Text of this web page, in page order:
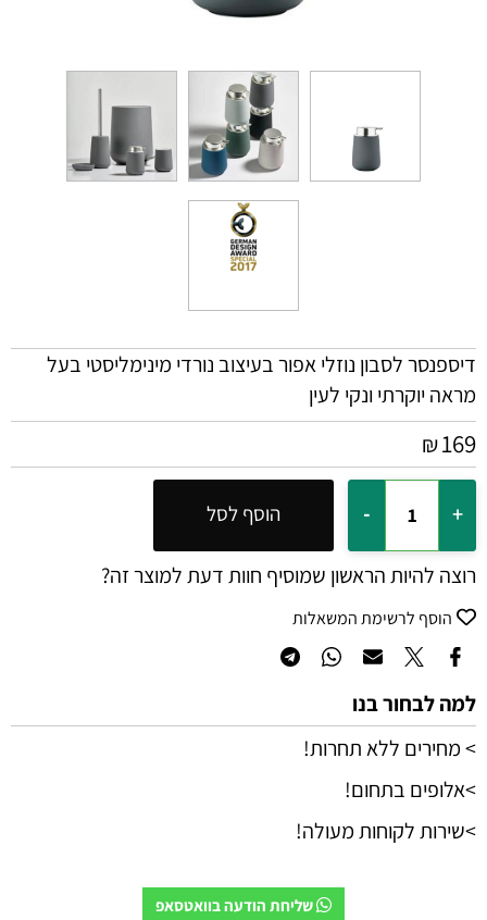
דיספנסר לסבון נוזלי אפור בעיצוב נורדי מינימליסטי בעל
מראה יוקרתי ונקי לעין
₪169
הוסף לסל
רוצה להיות הראשון שמוסיף חוות דעת למוצר זה?
הוסף לרשימת המשאלות
למה לבחור בנו
> מחירים ללא תחרות!
>אלופים בתחום!
>שירות לקוחות מעולה!
שליחת הודעה בוואטסאפ